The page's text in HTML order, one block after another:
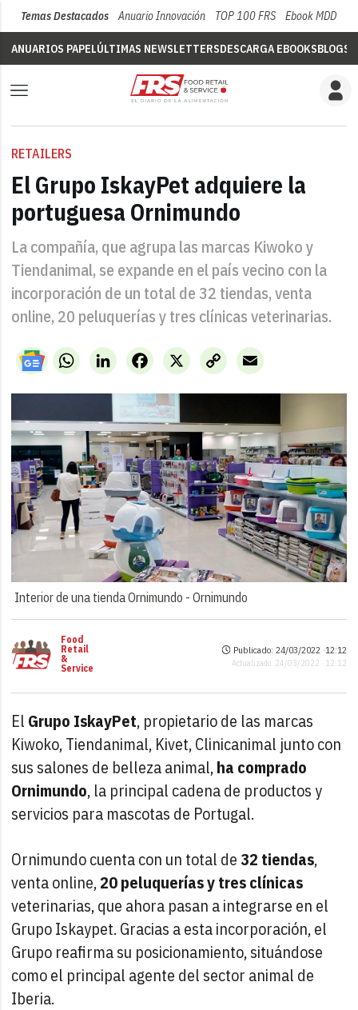
Temas Destacados Anuario Innovación TOP 100 FRS Ebook MDD
ANUARIOS PAPELÚLTIMAS NEWSLETTERSDESCARGA EBOOKSBLOGS
RETAILERS
El Grupo IskayPet adquiere la
portuguesa Ornimundo
La compañía, que agrupa las marcas Kiwoko y
Tiendanimal, se expande en el país vecino con la
incorporación de un total de 32 tiendas, venta
online, 20 peluquerías y tres clínicas veterinarias.
WhatsAppLinkedIn X
Facebook
Copy
Link
Email
Interior de una tienda Ornimundo -Ornimundo
Food
Retail
&
Service
Publicado: 24/03/2022 ·12:12
Actualizado: 24/03/2022 · 12:12
El Grupo IskayPet, propietario de las marcas
Kiwoko, Tiendanimal, Kivet, Clinicanimal junto con
sus salones de belleza animal,ha comprado
Ornimundo, la principal cadena de productos y
servicios para mascotas de Portugal.
Ornimundo cuenta con un total de32 tiendas,
venta online,20 peluquerías y tres clínicas
veterinarias, que ahora pasan a integrarse en el
Grupo Iskaypet. Gracias a esta incorporación, el
Grupo reafirma su posicionamiento, situándose
como el principal agente del sector animal de
Iberia.